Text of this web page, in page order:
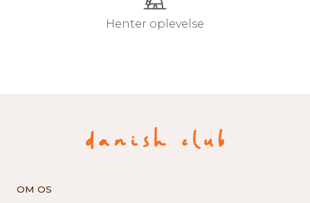
Henter oplevelse
OM OS